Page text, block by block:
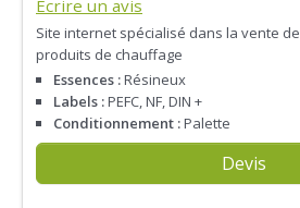
Écrire un avis
Site internet spécialisé dans la vente de
produits de chauffage
Essences :Résineux
Labels :PEFC, NF, DIN +
Conditionnement :Palette
Devis